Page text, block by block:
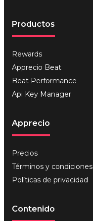
Productos
Rewards
Apprecio Beat
Beat Performance
Api Key Manager
Apprecio
Precios
Términos y condiciones
Políticas de privacidad
Contenido